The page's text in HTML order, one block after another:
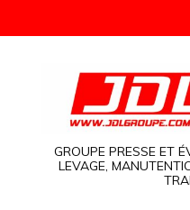
to
GROUPE PRESSE ET
LEVAGE,